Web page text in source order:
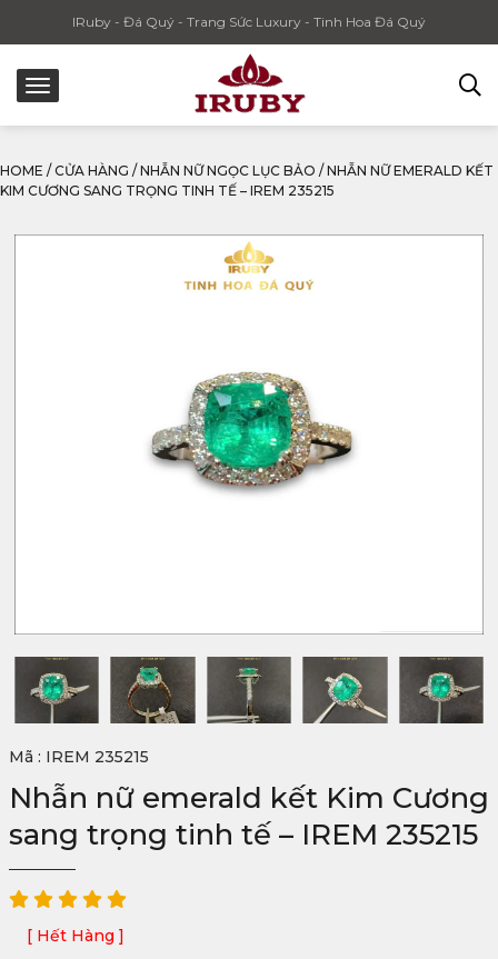
IRuby - Đá Quý - Trang Sức Luxury - Tinh Hoa Đá Quý
HOME / CỬA HÀNG / NHẪN NỮ NGỌC LỤC BẢO / NHẪN NỮ EMERALD KẾT
KIM CƯƠNG SANG TRỌNG TINH TẾ – IREM 235215
Mã : IREM 235215
Nhẫn nữ emerald kết Kim Cương
sang trọng tinh tế – IREM 235215
[ Hết Hàng ]